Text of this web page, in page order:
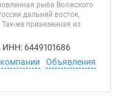
рыба Волжского
дальний восток,
же приаезенная из
ИНН: 6449101686
Объявления